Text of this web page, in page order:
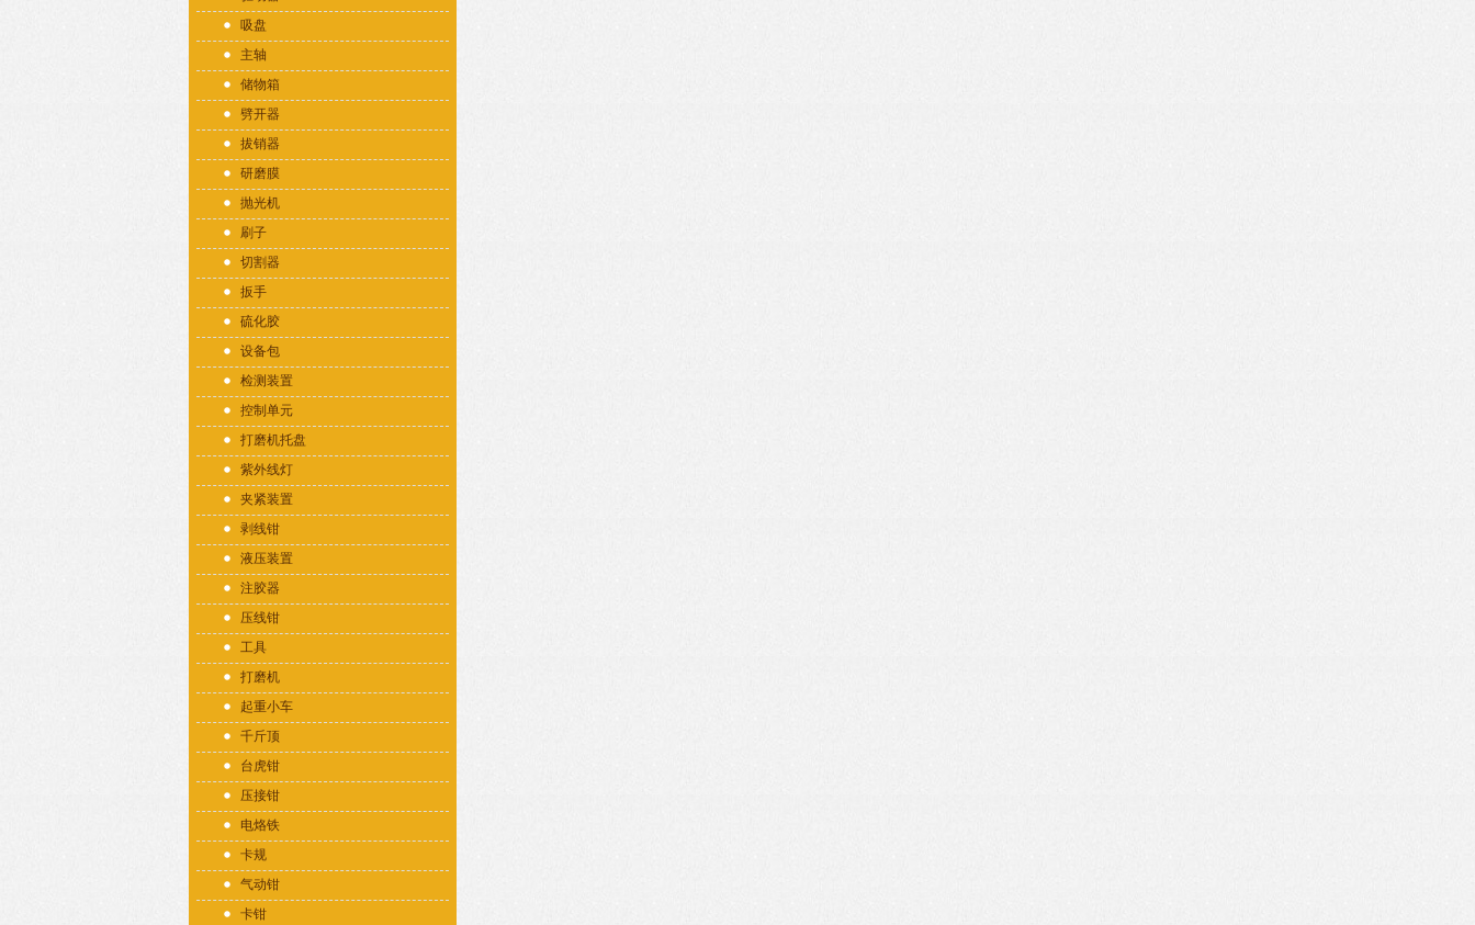
吸盘
主轴
储物箱
劈开器
拔销器
研磨膜
抛光机
刷子
切割器
扳手
硫化胶
设备包
检测装置
控制单元
打磨机托盘
紫外线灯
夹紧装置
剥线钳
液压装置
注胶器
压线钳
工具
打磨机
起重小车
千斤顶
台虎钳
压接钳
电烙铁
卡规
气动钳
卡钳